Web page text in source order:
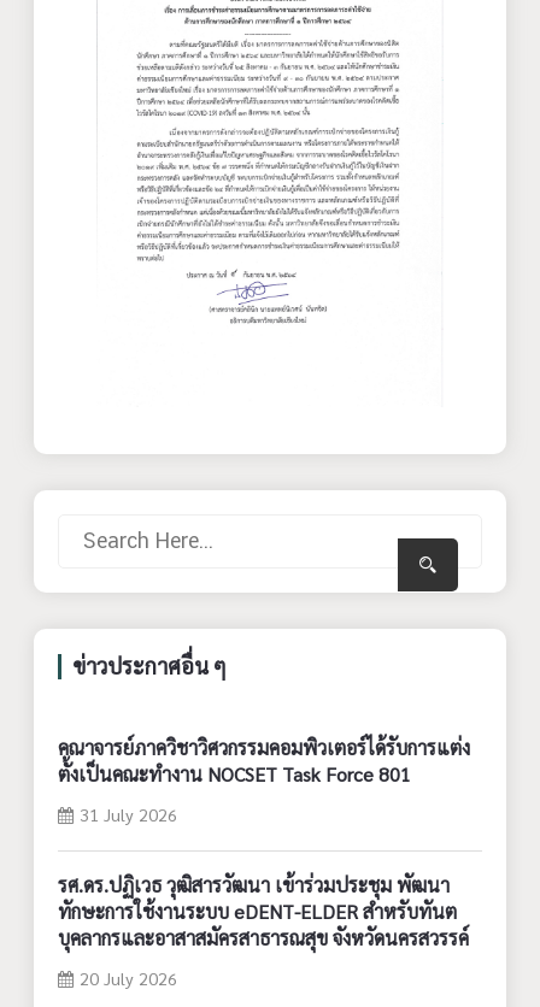
ข่าวประกาศอื่น ๆ
คณาจารย์ภาควิชาวิศวกรรมคอมพิวเตอร์ได้รับการแต่ง
ตั้งเป็นคณะทำงาน NOCSET Task Force 801
31 July 2026
รศ.ดร.ปฏิเวธ วุฒิสารวัฒนา เข้าร่วมประชุม พัฒนา
ทักษะการใช้งานระบบ eDENT-ELDER สำหรับทันต
บุคลากรและอาสาสมัครสาธารณสุข จังหวัดนครสวรรค์
20 July 2026